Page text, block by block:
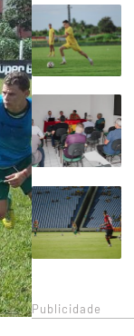
Publicidade